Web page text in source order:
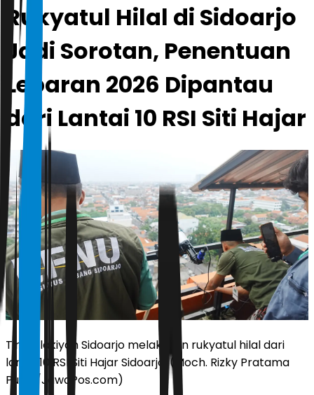
Rukyatul Hilal di Sidoarjo
Jadi Sorotan, Penentuan
Lebaran 2026 Dipantau
dari Lantai 10 RSI Siti Hajar
Tim falakiyah Sidoarjo melakukan rukyatul hilal dari
lantai 10 RSI Siti Hajar Sidoarjo. (Moch. Rizky Pratama
Putra/JawaPos.com)